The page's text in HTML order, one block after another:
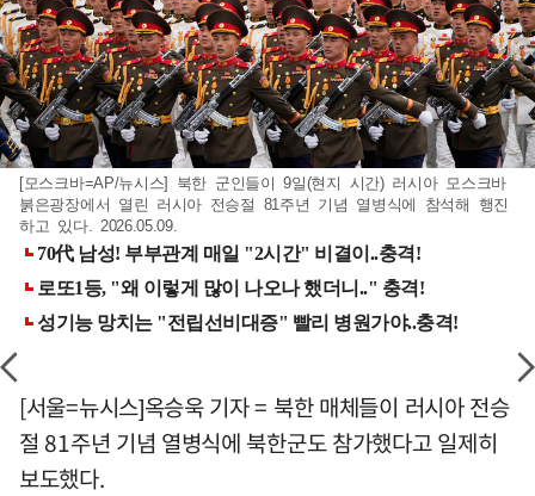
[모스크바=AP/뉴시스] 북한 군인들이 9일(현지 시간) 러시아 모스크바
붉은광장에서 열린 러시아 전승절 81주년 기념 열병식에 참석해 행진
하고 있다. 2026.05.09.
[서울=뉴시스]옥승욱 기자 = 북한 매체들이 러시아 전승
절 81주년 기념 열병식에 북한군도 참가했다고 일제히
보도했다.